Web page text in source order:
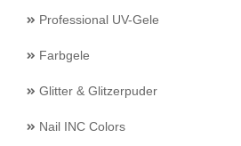
Professional UV-Gele
Farbgele
Glitter & Glitzerpuder
Nail INC Colors